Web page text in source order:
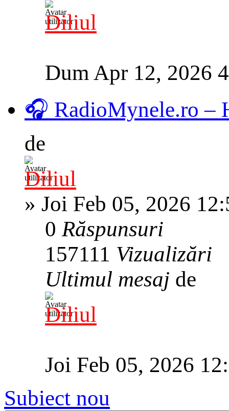
Diliul
Dum Apr 12, 2026
🎧 RadioMynele.ro –
de
Diliul
» Joi Feb 05, 2026
0Răspunsuri
157111 Vizualizări
Ultimul mesaj de
Diliul
Joi Feb 05, 2026
Subiect nou